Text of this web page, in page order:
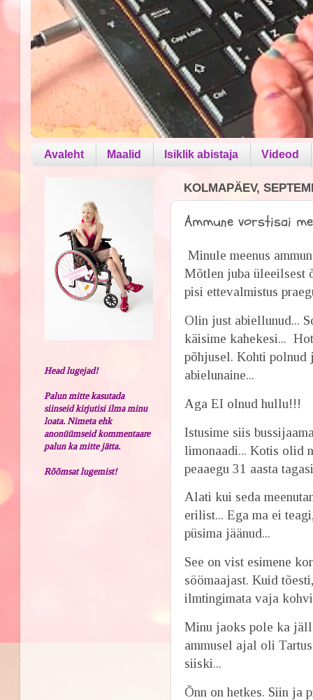
Avaleht Maalid Isiklik abistaja Videod
KOLMAPÄEV,
Ammune vorstisai
Minule meenus
Mõtlen juba üleeilsest
pisi ettevalmistus
Olin just abiellunud...
käisime kahekesi...
põhjusel. Kohti
abielunaine...
Aga EI olnud hullu!!!
Istusime siis
limonaadi... Kotis olid
peaaegu 31 aasta
Alati kui seda
erilist... Ega ma ei
püsima jäänud...
See on vist esimene
söömaajast. Kuid
ilmtingimata vaja
Minu jaoks pole ka
ammusel ajal oli
siiski...
Õnn on hetkes. Siin ja
Head lugejad!
Palun mitte kasutada
siinseid kirjutisi ilma minu
loata. Nimeta ehk
anonüümseid kommentaare
palun ka mitte jätta.
Rõõmsat lugemist!